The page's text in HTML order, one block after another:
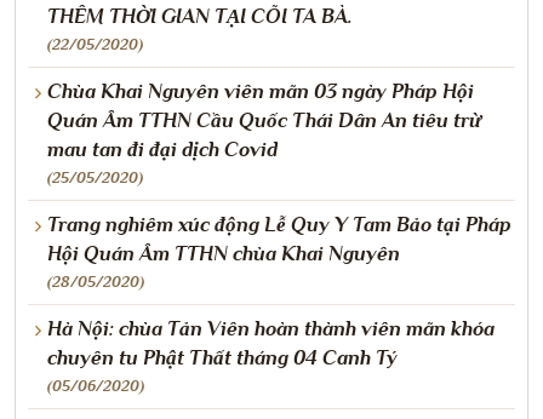
THÊM THỜI GIAN TẠI CÕI TA BÀ.
(22/05/2020)
Chùa Khai Nguyên viên mãn 03 ngày Pháp Hội
Quán Âm TTHN Cầu Quốc Thái Dân An tiêu trừ
mau tan đi đại dịch Covid
(25/05/2020)
Trang nghiêm xúc động Lễ Quy Y Tam Bảo tại Pháp
Hội Quán Âm TTHN chùa Khai Nguyên
(28/05/2020)
Hà Nội: chùa Tản Viên hoàn thành viên mãn khóa
chuyên tu Phật Thất tháng 04 Canh Tý
(05/06/2020)